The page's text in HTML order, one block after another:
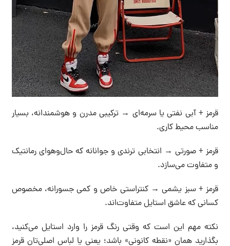
قرمز + آبی نفتی یا سرمه‌ای → ترکیبی مدرن و هوشمندانه، بسیار
مناسب محیط کاری.
قرمز + صورتی → انتخابی ترندی و جوانانه که حال‌وهوای رمانتیک
و متفاوت می‌سازد.
قرمز + سبز یشمی → کنتراستی خاص و کمی جسورانه، مخصوص
کسانی که عاشق استایل متفاوت‌اند.
نکته مهم این است که وقتی رنگ قرمز را وارد استایل می‌کنید،
بگذارید همان «نقطه کانونی» باشد؛ یعنی یا لباس اصلی‌تان قرمز